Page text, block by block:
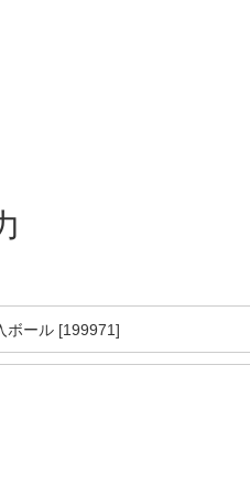
ボール [199971]